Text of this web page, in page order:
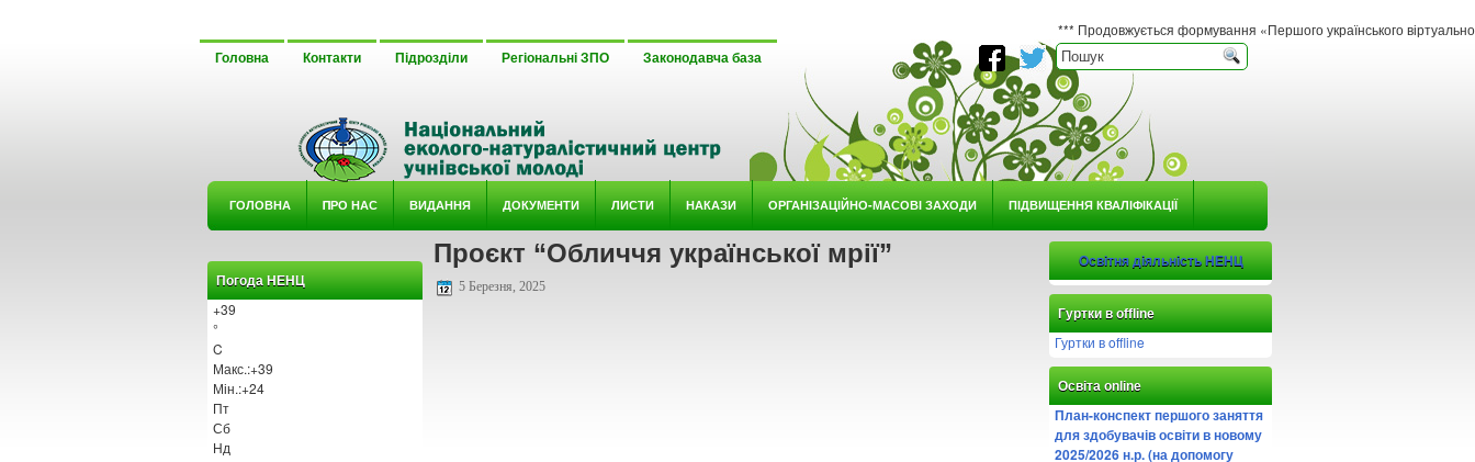
*** Продовжується формування «Першого українського віртуального
Головна Контакти Підрозділи Регіональні ЗПО Законодавча база
ГОЛОВНА ΠРО НАС ВИДАННЯ ДОКУМЕНТИ ЛИСТИ НАКАЗИ ОРГАНІЗАЦІЙНО-МАСОВІ ЗАХОДИ ПІДВИЩЕННЯ КВАЛІФІКАЦІЇ
Погода НЕНЦ
+39
°
C
Макс.:+39
Мін.:+24
Пт
Сб
Нд
Проєкт “Обличчя української мрії”
5 Березня, 2025
Освітня діяльність НЕНЦ
Гуртки в offline
Гуртки в offline
Освіта online
План-конспект першого заняття
для здобувачів освіти в новому
2025/2026 н.р. (на допомогу